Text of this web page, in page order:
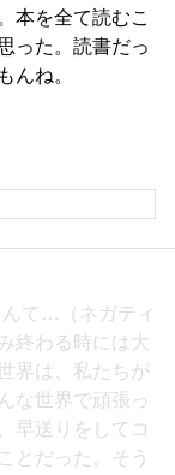
本を全て読むこ
った。読書だっ
んね。
んて…（ネガティ
終わる時には大
界は、私たちが
な世界で頑張っ
早送りをしてコ
とだった。そう